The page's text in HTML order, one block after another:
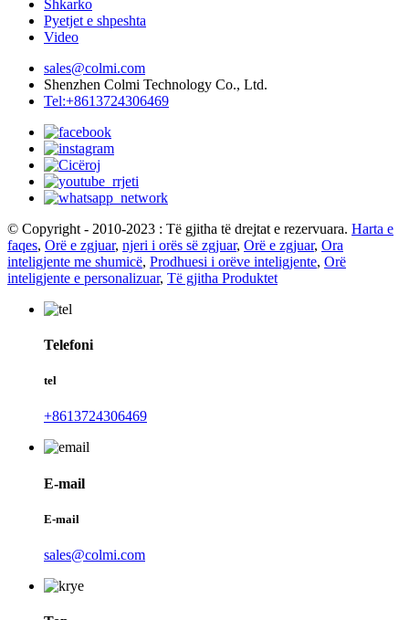
Shkarko
Pyetjet e shpeshta
Video
sales@colmi.com
Shenzhen Colmi Technology Co., Ltd.
Tel:+8613724306469
© Copyright - 2010-2023 : Të gjitha të drejtat e rezervuara. Harta e
faqes, Orë e zgjuar, njeri i orës së zgjuar, Orë e zgjuar, Ora
inteligjente me shumicë, Prodhuesi i orëve inteligjente, Orë
inteligjente e personalizuar, Të gjitha Produktet
Telefoni
tel
+8613724306469
E-mail
E-mail
sales@colmi.com